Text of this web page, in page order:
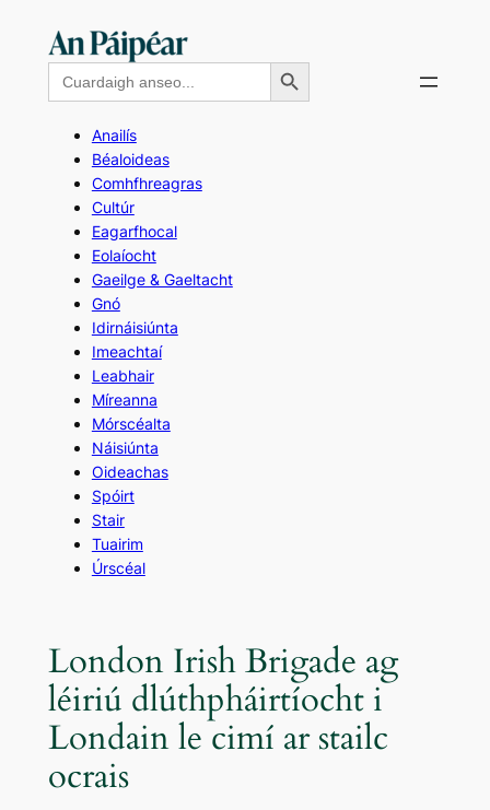
contentSearch
for:
Search Button
Anailís
Béaloideas
Comhfhreagras
Cultúr
Eagarfhocal
Eolaíocht
Gaeilge & Gaeltacht
Gnó
Idirnáisiúnta
Imeachtaí
Leabhair
Míreanna
Mórscéalta
Náisiúnta
Oideachas
Spóirt
Stair
Tuairim
Úrscéal
London Irish Brigade ag
léiriú dlúthpháirtíocht i
Londain le cimí ar stailc
ocrais